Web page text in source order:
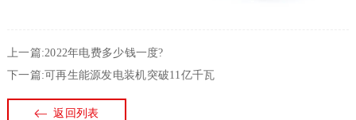
上一篇:2022年电费多少钱一度?
下一篇:可再生能源发电装机突破11亿千瓦
返回列表